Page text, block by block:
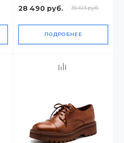
28 490 руб. 35 613 руб.
ПОДРОБНЕЕ